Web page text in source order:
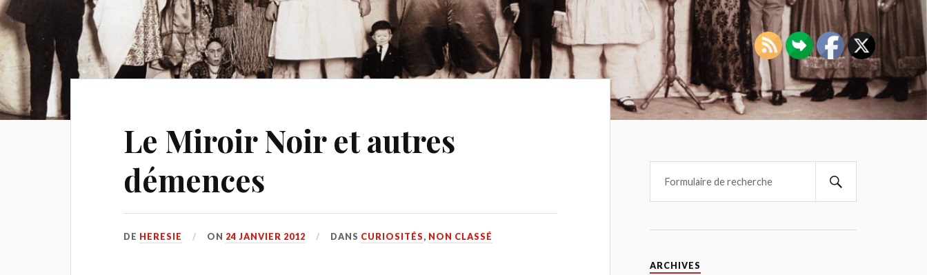
Le Miroir Noir et autres
démences
DE HERESIE ON 24 JANVIER 2012 DANS CURIOSITÉS, NON CLASSÉ
ARCHIVES